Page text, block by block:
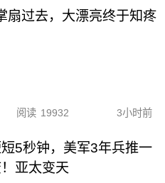
扇过去，大漂亮终于知疼
阅读 19932 3小时前
5秒钟，美军3年兵推一
亚太变天